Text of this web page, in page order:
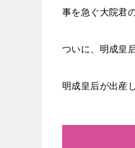
事を急ぐ大院君
ついに、明成皇
明成皇后が出産